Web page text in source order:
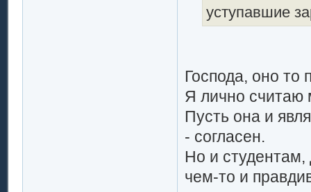
уступавшие
Господа, оно то
Я лично
Пусть она и
- согласен.
Но и студентам,
чем-то и